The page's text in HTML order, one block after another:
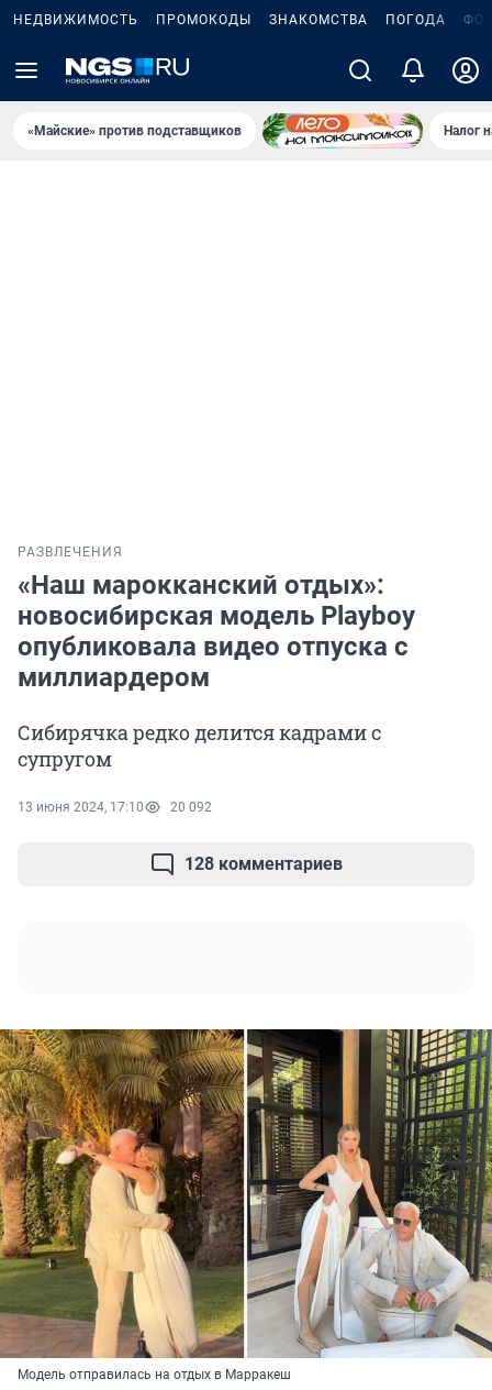
НЕДВИЖИМОСТЬ ПРОМОКОДЫ ЗНАКОМСТВА ПОГОДА
«Майские» против подставщиков Налог
РАЗВЛЕЧЕНИЯ
«Наш марокканский отдых»:
новосибирская модель Playboy
опубликовала видео отпуска с
миллиардером
Сибирячка редко делится кадрами с
супругом
13 июня 2024, 17:10 20 092
128 комментариев
Модель отправилась на отдых в Марракеш